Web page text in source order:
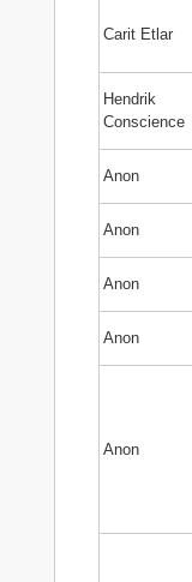
Carit Etlar
Hendrik
Conscience
Anon
Anon
Anon
Anon
Anon